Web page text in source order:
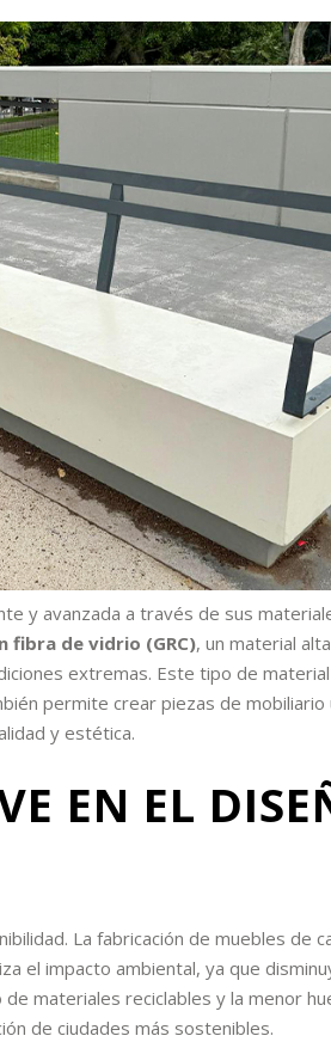
y avanzada a través de sus
fibra de vidrio (GRC), un material
extremas. Este tipo de
permite crear piezas de
y estética.
EN EL
La fabricación de muebles de
el impacto ambiental, ya que
materiales reciclables y la menor
de ciudades más sostenibles.